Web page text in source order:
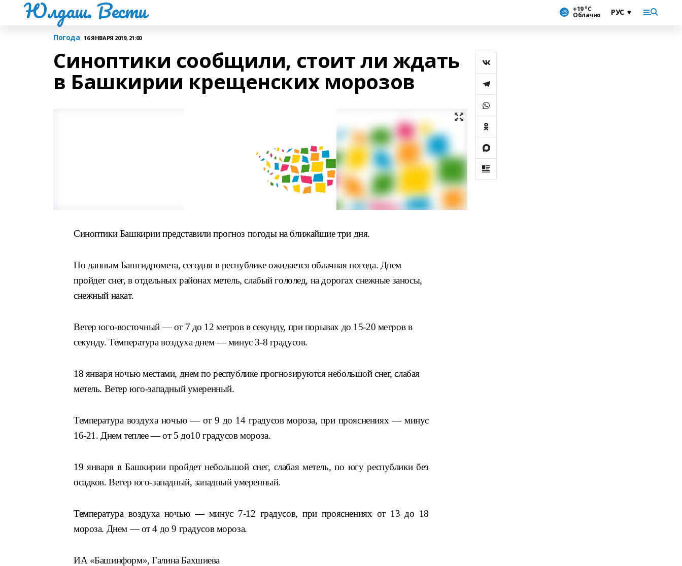
Юлдаш. Вести +19 °С
Облачно
Погода 16 ЯНВАРЯ 2019, 21:00
Синоптики сообщили, стоит ли ждать
в Башкирии крещенских морозов
Синоптики Башкирии представили прогноз погоды на ближайшие три дня.
По данным Башгидромета, сегодня в республике ожидается облачная погода. Днем
пройдет снег, в отдельных районах метель, слабый гололед, на дорогах снежные заносы,
снежный накат.
Ветер юго-восточный — от 7 до 12 метров в секунду, при порывах до 15-20 метров в
секунду. Температура воздуха днем — минус 3-8 градусов.
18 января ночью местами, днем по республике прогнозируются небольшой снег, слабая
метель. Ветер юго-западный умеренный.
Температура воздуха ночью — от 9 до 14 градусов мороза, при прояснениях — минус
16-21. Днем теплее — от 5 до10 градусов мороза.
19 января в Башкирии пройдет небольшой снег, слабая метель, по югу республики без
осадков. Ветер юго-западный, западный умеренный.
Температура воздуха ночью — минус 7-12 градусов, при прояснениях от 13 до 18
мороза. Днем — от 4 до 9 градусов мороза.
ИА «Башинформ», Галина Бахшиева